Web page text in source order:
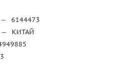
—
6144473
—
КИТАЙ